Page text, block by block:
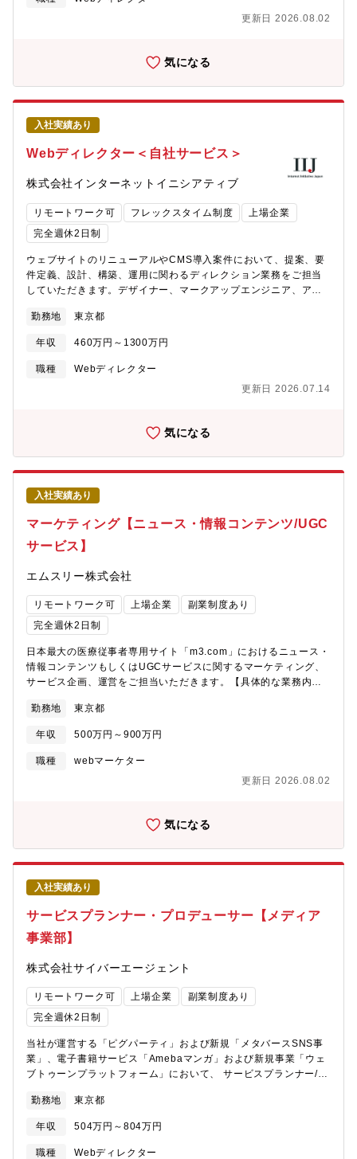
外）■工数、予算見積り■効果測定【本ポジションの魅力】■日本最
模、人員規模は日本最大級の規模を誇り、デジタルインタラクテ
ィブ事業本部の国内外拠点全体で約2,600名以上の人員を擁してお
ります。また、キャリアアップへの挑戦、既存業務の効率化に向
けた改善提案、新しいサービス提案の創出など、東証プライム上
場企業としての安定性と、ベンチャー企業の様なチャレンジング
な姿勢を歓迎する気風が共存しています。■大規模プロジェクトに
ワンストップで関わることができる同社の案件の全てがナショナ
ルクライアントと呼ばれる国内外の大手クライアントの大規模プ
ロジェクト。企画提案から構築、運用、効果測定までワンストッ
プでWebマーケティングの業務に関われるので自身の成長に直結
するのが魅力です。■制作会社だからこそスペシャリティを極める
ことができる制作会社だからこそデジタルマーケティングにおい
て幅広く新しいことに挑戦することができます。様々な領域にお
けるスペシャリストがいるため、さらに学び専門性を高めていく
ことができます。■働きやすい職場環境福利厚生が充実しており、
残業時間も平均25時間/月程度。デジタルマーケティング事業にお
いては、女性の就業率も高くメンバーの6割が女性。研修制度も充
実している為、スキルアップや新たな領域のチャンレンジにも安
本部では国内のみならず、海外にも拠点を拡大、体制のグローバ
環境について】■徹底的に成果にこだわります今までの職場で
「PDCAを回そうとしたがうまくいかなかった」「作ったら作り
目標を立ててそれに対しての達成度を週次で確認し、目標までの
ことは良いことだという文化が浸透しています「意見を言いづら
を持ったご経験はありませんか？お客様企業内に意見を発信する
ことは良いことだという文化が浸透しているということもあり、
当該案件では、チーム内に対してはもちろんお客様に対してもど
んどん意見を発信することが良いとされています。成果が上がり
るスピーディーな職場です。【配属予定部署】デジタルインタラ
クティブ事業本部【お客様先常駐勤務について】■通常お客様先に
常駐する場合、必ずチームでの常駐となります■各チームにマネー
ジャーがおり、定期的にメンバーと面談しキャリアイメージのす
り合わせをおこない、ローテーションもおこなわれています
更新日 2026.08.02
気になる
入社実績あり
Webディレクター＜自社サービス＞
株式会社インターネットイニシアティブ
リモートワーク可 フレックスタイム制度
上場企業
完全週休2日制
ウェブサイトのリニューアルやCMS導入案件において、提案、要
件定義、設計、構築、運用に関わるディレクション業務をご担当
していただきます。デザイナー、マークアップエンジニア、アプ
トロールしながらプロジェクトを管理・遂行していただきます。
【採用背景】需要拡大に伴う増員。IT利活用継続で各サービス売
上堅調で同社では、売上昨対比＋11.7%、営業利益＋15.6%とコ
ロナ禍一服後も高需要継続で売上成長率加速しております。【具
画、提案■Webエンジニアコントロール■採算コントロール★注力
ートサイト、サービスサイト【特徴】■業界トップクラスのお客様
など、様々な案件に対し、CMSを使ったサイトリプレース、リデ
ザインや動的なサービスサイトなどの開発プロジェクトを遂行い
ただきます。■プロジェクトによっては、アプリケーションチー
ム、協力会社の管理も行う場合があります。【ステップアップ】
単なるマイクロサイト、ティザーサイトではなく、コーポレート
サイトや動的サービスサイトなどのデザイン、クリエイティブユ
ニットとしての経験を積むことが可能です。【魅力】■自社インフ
ラ基盤×100種類を超える自社サービス日本で初めてインターネッ
を独自構築しており、自社の基盤に幅広い自社サービスを展開し
ております。そのため、専門性も身に着けながら、同時にインフ
ラからアプリ領域まで幅広い技術を身に着けられる環境です
■15,000社を超える取引実績。数億以上の大規模案件に特化プラ
イム案件比率は100％で、各業界のトップ10企業に対する浸透率
は80%を超えております。そのため、日本を代表する企業の大規
模案件に携わることが可能です。■最先端技術を独自に展開クラウ
ド・AI・IoT・モバイルといった最先端のIT技術を自社で展開して
たいという方にはおススメの環境です■経営基盤が極めて安定単発
売上のみに依存せず、事業拡大と共にストック売上（継続的なサ
142％増とコロナ渦で同社のITサービスは高い評価をされています
■フレキシブルな働き方＆キャリア「自己実現する職場の提供」と
勤務地 東京都
年収 460万円～1300万円
職種
Webディレクター
更新日 2026.07.14
気になる
入社実績あり
マーケティング【ニュース・情報コンテンツ/UGC
サービス】
エムスリー株式会社
リモートワーク可 上場企業
副業制度あり
完全週休2日制
日本最大の医療従事者専用サイト「m3.com」におけるニュース・
情報コンテンツもしくはUGCサービスに関するマーケティング、
サービス企画、運営をご担当いただきます。【具体的な業務内
進■PDCA（改修／改善）だけでなく、新規企画を含めた担当領域
の牽引■新規ユーザ獲得と、既存ユーザを含めたロイヤリティの向
上■ユーザの利用頻度の最大化を目指したあらゆるマーケティング
活動の企画、実践※経験と希望を考慮してメイン担当はメディア
ス」を予定※入社後の企画提案に応じて、その他の業務へも就い
ットという媒体を活用して、良質な情報をいち早く、最前線で働
く医療従事者に届け、医療ヘルスケアをより良い方向へ変革して
いきます。顧客や会員に、絶えず驚き、感動、喜びを感じてもら
えるサービスやプロダクトを提供し続けるための「m3.com」を中
心とするプラットフォームを活用し、多様なサービスを展開す
る、世界でもユニークなベンチャー企業です。本ポジションで
は、今や国内において最大、世界においても600万人以上のユーザ
に利用いただくプラットフォームとなった「m3.com」のさらなる
プラットフォームとしての価値を高め、サービスをグロースさせ
方を募集します。【所属】サイトプロモーショングループ ※メ
ディア領域のマーケターとして配属予定【本ポジションのミッシ
ョン】m3.comにおける、メディア価値向上と利用ユーザ拡大
勤務地 東京都
年収 500万円～900万円
職種
webマーケター
更新日 2026.08.02
気になる
入社実績あり
サービスプランナー・プロデューサー【メディア
事業部】
株式会社サイバーエージェント
リモートワーク可 上場企業
副業制度あり
完全週休2日制
当社が運営する「ピグパーティ」および新規「メタバースSNS事
業」、電子書籍サービス「Amebaマンガ」および新規事業「ウェ
ブトゥーンプラットフォーム」において、 サービスプランナー/プ
担っていただきます。【具体的な業務内容】■サービス内における
イベントの企画・戦略・計画立案■マネジメント・運用 ・短期、
中長期なコンテンツ戦略の立案/実行■仮想空間イベントの新規企
画と制作ディレクション■マーケ戦略と連動したイベント、運営施
勤務地 東京都
年収 504万円～804万円
職種
Webディレクター